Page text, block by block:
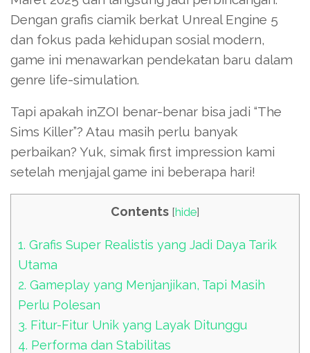
Dengan grafis ciamik berkat Unreal Engine 5
dan fokus pada kehidupan sosial modern,
game ini menawarkan pendekatan baru dalam
genre life-simulation.
Tapi apakah inZOI benar-benar bisa jadi “The
Sims Killer”? Atau masih perlu banyak
perbaikan? Yuk, simak first impression kami
setelah menjajal game ini beberapa hari!
Contents [hide]
1. Grafis Super Realistis yang Jadi Daya Tarik
Utama
2. Gameplay yang Menjanjikan, Tapi Masih
Perlu Polesan
3. Fitur-Fitur Unik yang Layak Ditunggu
4. Performa dan Stabilitas